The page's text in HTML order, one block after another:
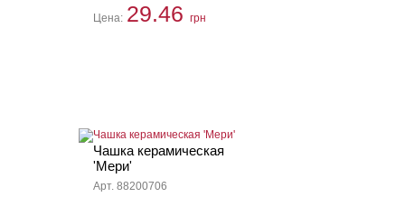
Цена: 29.46 грн
Чашка керамическая
'Мери'
Арт. 88200706